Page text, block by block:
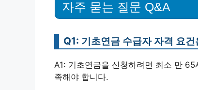
자주 묻는 질문 Q&A
Q1: 기초연금 수급자 자격 요
A1: 기초연금을 신청하려면 최소 만
족해야 합니다.